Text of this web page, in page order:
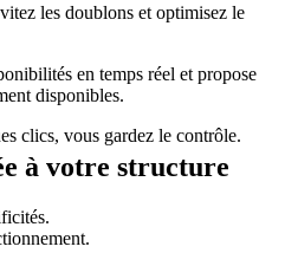
les doublons et optimisez le
en temps réel et propose
disponibles.
clics, vous gardez le contrôle.
à votre structure